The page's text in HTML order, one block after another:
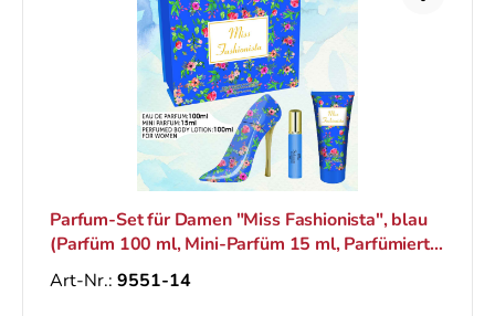
Parfum-Set für Damen "Miss Fashionista", blau
(Parfüm 100 ml, Mini-Parfüm 15 ml, Parfümierte
Körperlotion 100 ml)
Art-Nr.: 9551-14